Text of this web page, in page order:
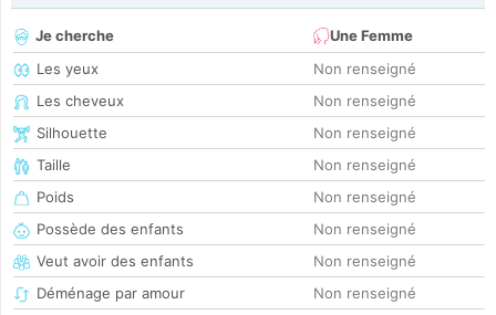
Je cherche
Une Femme
Les yeux
Non renseigné
Les cheveux
Non renseigné
Silhouette
Non renseigné
Taille
Non renseigné
Poids
Non renseigné
Possède des enfants
Non renseigné
Veut avoir des enfants
Non renseigné
Déménage par amour
Non renseigné